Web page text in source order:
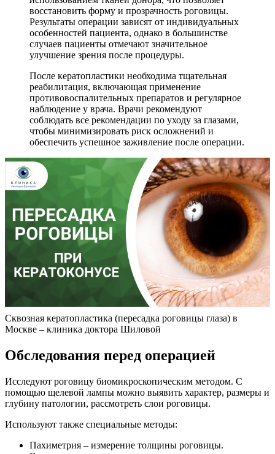
восстановить форму и прозрачность роговицы.
Результаты операции зависят от индивидуальных
особенностей пациента, однако в большинстве
случаев пациенты отмечают значительное
улучшение зрения после процедуры.
После кератопластики необходима тщательная
реабилитация, включающая применение
противовоспалительных препаратов и регулярное
наблюдение у врача. Врачи рекомендуют
соблюдать все рекомендации по уходу за глазами,
чтобы минимизировать риск осложнений и
обеспечить успешное заживление после операции.
Сквозная кератопластика (пересадка роговицы глаза) в
Москве – клиника доктора Шиловой
Обследования перед операцией
Исследуют роговицу биомикроскопическим методом. С
помощью щелевой лампы можно выявить характер, размеры и
глубину патологии, рассмотреть слои роговицы.
Используют также специальные методы:
Пахиметрия – измерение толщины роговицы.